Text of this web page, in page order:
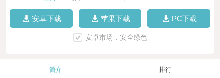
安卓下载 苹果下载 PC下载
安卓市场，安全绿色
简介 排行